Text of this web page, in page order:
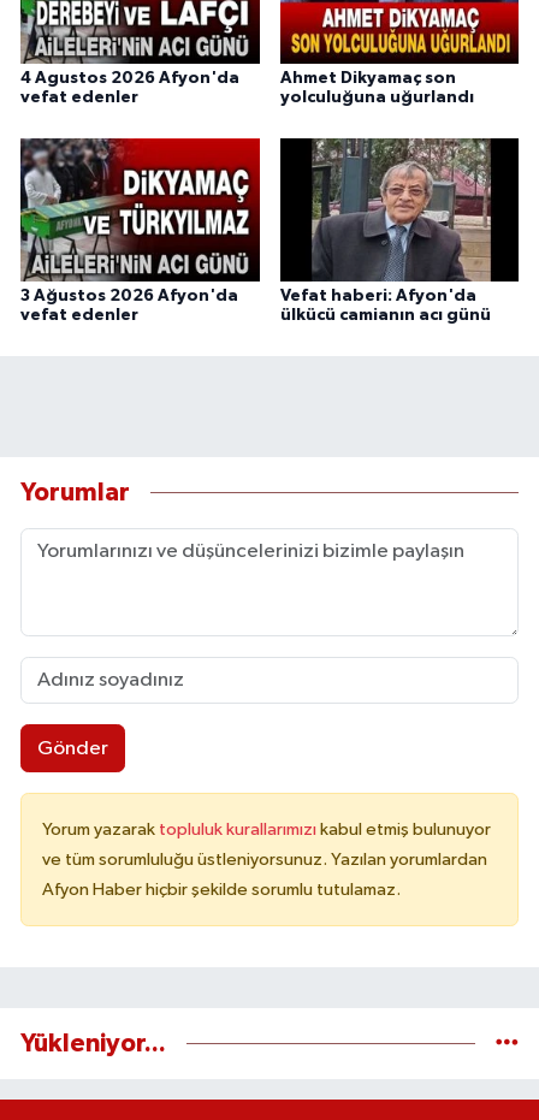
4 Agustos 2026 Afyon'da
vefat edenler
Ahmet Dikyamaç son
yolculuğuna uğurlandı
3 Ağustos 2026 Afyon'da
vefat edenler
Vefat haberi: Afyon'da
ülkücü camianın acı günü
Yorumlar
Gönder
Yorum yazarak topluluk kurallarımızı kabul etmiş bulunuyor
ve tüm sorumluluğu üstleniyorsunuz. Yazılan yorumlardan
Afyon Haber hiçbir şekilde sorumlu tutulamaz.
Yükleniyor...